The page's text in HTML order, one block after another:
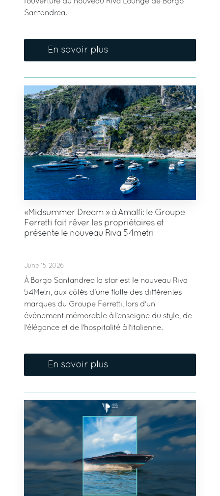
l’ouverture du nouveau Riva Lounge de Borgo
Santandrea.
En savoir plus
«Midsummer Dream » à Amalfi: le Groupe
Ferretti fait rêver les propriétaires et
présente le nouveau Riva 54metri
June 15, 2026
À Borgo Santandrea la star est le nouveau Riva
54Metri, aux côtés d’une flotte des différentes
marques du Groupe Ferretti, lors d'un
événement mémorable à l’enseigne du style, de
l'élégance et de l'hospitalité à l'italienne.
En savoir plus